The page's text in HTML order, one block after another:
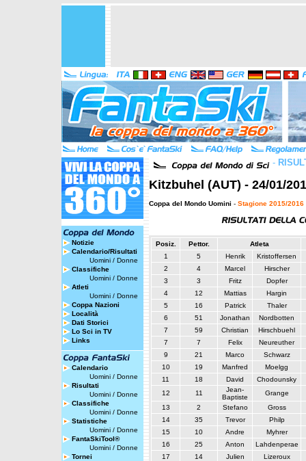
Notizie
Calendario/Risultati
Uomini / Donne
Classifiche
Uomini / Donne
Atleti
Uomini / Donne
Coppa Nazioni
Località
Dati Storici
Lo Sci in TV
Links
Calendario
Uomini / Donne
Risultati
Uomini / Donne
Classifiche
Uomini / Donne
Statistiche
Uomini / Donne
FantaSkiTool®
Uomini / Donne
Tornei
-
Kitzbuhel (AUT) - 24/01/
Coppa del Mondo Uomini - Stagione 2015/2016
Posiz. Pettor.
Atleta
1
5 Henrik
Kristoffersen
2
4 Marcel
Hirscher
3
3 Fritz
Dopfer
4
12 Mattias
Hargin
5
16 Patrick
Thaler
6
51 Jonathan
Nordbotten
7
59 Christian
Hirschbuehl
7
7 Felix
Neureuther
9
21 Marco
Schwarz
10
19 Manfred
Moelgg
11
18 David
Chodounsky
12
11
Jean-
Baptiste
Grange
13
2 Stefano
Gross
14
35 Trevor
Philp
15
10 Andre
Myhrer
16
25 Anton
Lahdenperae
17
14 Julien
Lizeroux